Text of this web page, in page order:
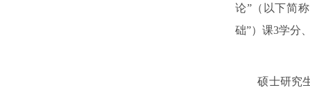
论”（以下简
础”）课3学分
硕士研究生“